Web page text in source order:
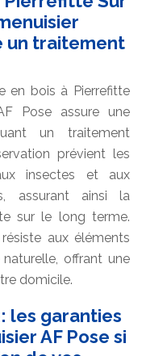
un traitement
en bois à Pierrefitte
Pose assure une
un traitement
prévient les
insectes et aux
assurant ainsi la
sur le long terme.
aux éléments
offrant une
domicile.
les garanties
AF Pose si